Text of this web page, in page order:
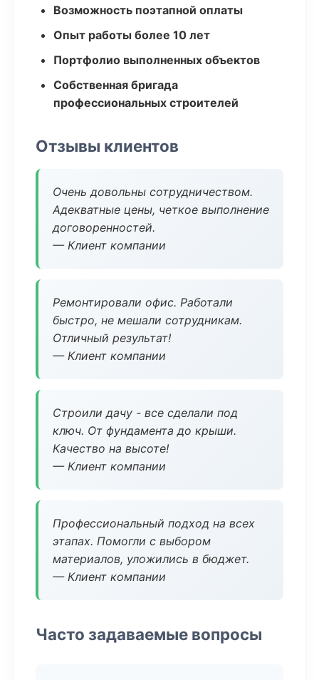
Возможность поэтапной оплаты
Опыт работы более 10 лет
Портфолио выполненных объектов
Собственная бригада
профессиональных строителей
Отзывы клиентов
Очень довольны сотрудничеством.
Адекватные цены, четкое выполнение
договоренностей.
— Клиент компании
Ремонтировали офис. Работали
быстро, не мешали сотрудникам.
Отличный результат!
— Клиент компании
Строили дачу - все сделали под
ключ. От фундамента до крыши.
Качество на высоте!
— Клиент компании
Профессиональный подход на всех
этапах. Помогли с выбором
материалов, уложились в бюджет.
— Клиент компании
Часто задаваемые вопросы